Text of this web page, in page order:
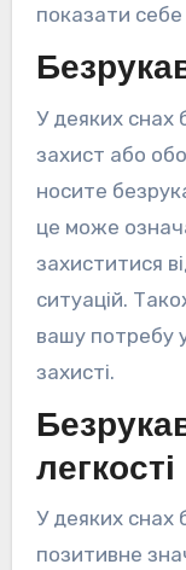
показати себе
У деяких снах
захист або
носите
це може
захиститися
ситуацій.
вашу потребу
захисті.
легкості
У деяких снах
позитивне